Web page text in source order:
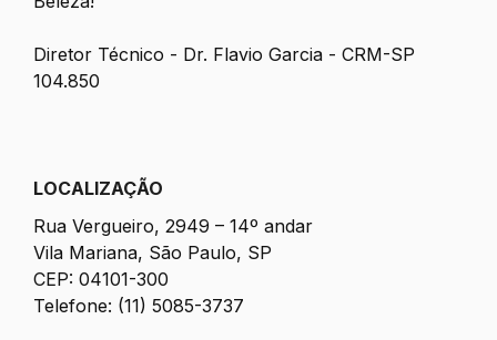
Diretor Técnico - Dr. Flavio Garcia - CRM-SP
104.850
LOCALIZAÇÃO
Rua Vergueiro, 2949 – 14º andar
Vila Mariana, São Paulo, SP
CEP: 04101-300
Telefone: (11) 5085-3737